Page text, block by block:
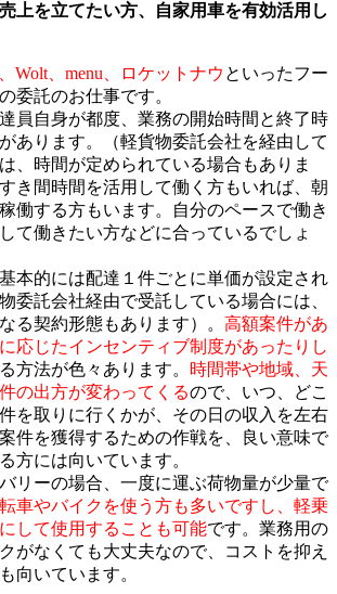
上を立てたい方、自家用車を有効活用し
Wolt、menu、ロケットナウ といったフー
委託のお仕事です。
員自身が都度、業務の開始時間と終了時
あります。（軽貨物委託会社を経由して
、時間が定められている場合もありま
き間時間を活用して働く方もいれば、朝
働する方もいます。自分のペースで働き
て働きたい方などに合っているでしょ
本的には配達１件ごとに単価が設定され
委託会社経由で受託している場合には、
る契約形態もあります）。 高額案件があ
応じたインセンティブ制度があったりし
方法が色々あります。 時間帯や地域、天
の出方が変わってくるので、いつ、どこ
を取りに行くかが、その日の収入を左右
件を獲得するための作戦を、良い意味で
方には向いています。
リーの場合、一度に運ぶ荷物量が少量で
車やバイクを使う方も多いですし、軽乗
して使用することも可能です。業務用の
がなくても大丈夫なので、コストを抑え
向いています。